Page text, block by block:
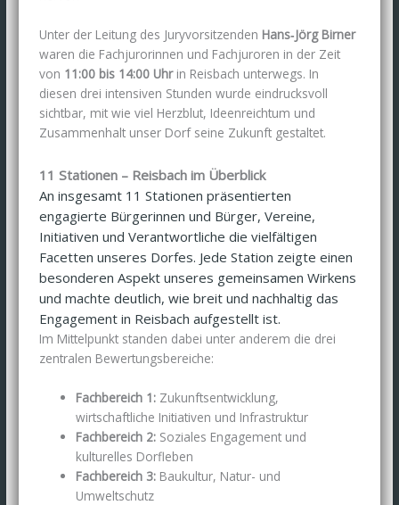
Unter der Leitung des Juryvorsitzenden Hans‑Jörg Birner
waren die Fachjurorinnen und Fachjuroren in der Zeit
von 11:00 bis 14:00 Uhrin Reisbach unterwegs. In
diesen drei intensiven Stunden wurde eindrucksvoll
sichtbar, mit wie viel Herzblut, Ideenreichtum und
Zusammenhalt unser Dorf seine Zukunft gestaltet.
11 Stationen – Reisbach im Überblick
An insgesamt 11 Stationen präsentierten
engagierte Bürgerinnen und Bürger, Vereine,
Initiativen und Verantwortliche die vielfältigen
Facetten unseres Dorfes. Jede Station zeigte einen
besonderen Aspekt unseres gemeinsamen Wirkens
und machte deutlich, wie breit und nachhaltig das
Engagement in Reisbach aufgestellt ist.
Im Mittelpunkt standen dabei unter anderem die drei
zentralen Bewertungsbereiche:
Fachbereich 1: Zukunftsentwicklung,
wirtschaftliche Initiativen und Infrastruktur
Fachbereich 2: Soziales Engagement und
kulturelles Dorfleben
Fachbereich 3: Baukultur, Natur- und
Umweltschutz